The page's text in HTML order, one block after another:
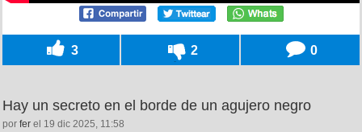
3 2 0
Hay un secreto en el borde de un agujero negro
por fer el 19 dic 2025, 11:58